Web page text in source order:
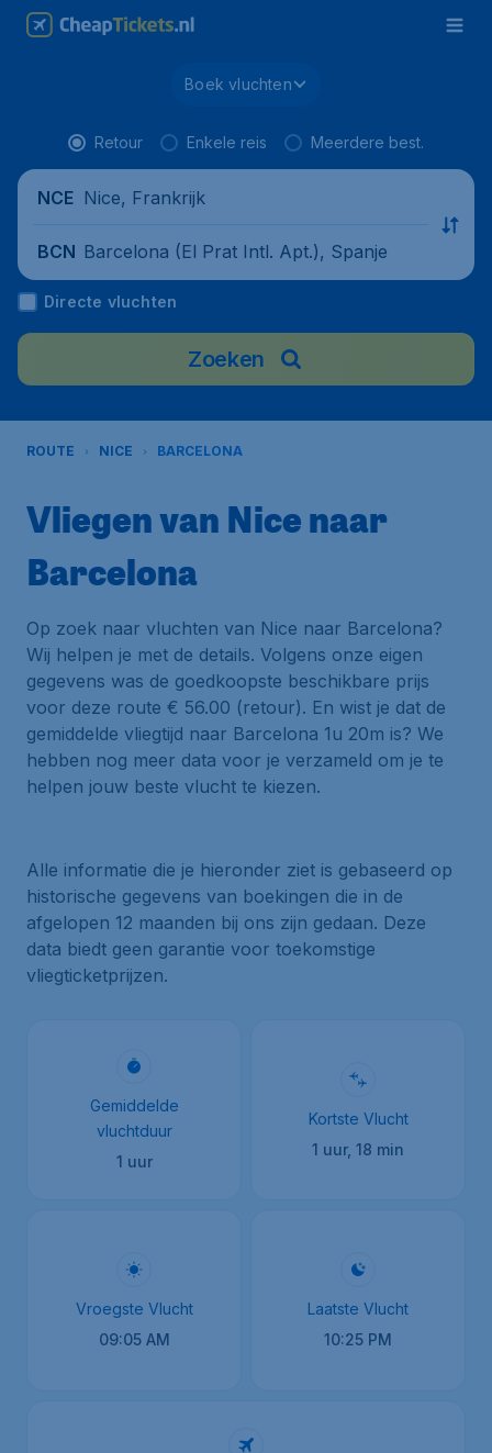
Boek vluchten
Retour Enkele reis Meerdere best.
NCE Nice, Frankrijk
BCN Barcelona (El Prat Intl. Apt.), Spanje
Directe vluchten
Zoeken
ROUTE NICE BARCELONA
Vliegen van Nice naar
Barcelona
Op zoek naar vluchten van Nice naar Barcelona?
Wij helpen je met de details. Volgens onze eigen
gegevens was de goedkoopste beschikbare prijs
voor deze route € 56.00 (retour). En wist je dat de
gemiddelde vliegtijd naar Barcelona 1u 20m is? We
hebben nog meer data voor je verzameld om je te
helpen jouw beste vlucht te kiezen.
Alle informatie die je hieronder ziet is gebaseerd op
historische gegevens van boekingen die in de
afgelopen 12 maanden bij ons zijn gedaan. Deze
data biedt geen garantie voor toekomstige
vliegticketprijzen.
Gemiddelde
vluchtduur
1 uur
Kortste Vlucht
1 uur, 18 min
Vroegste Vlucht
09:05 AM
Laatste Vlucht
10:25 PM